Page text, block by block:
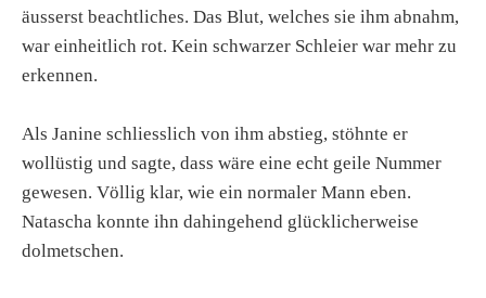
äusserst beachtliches. Das Blut, welches sie ihm abnahm,
war einheitlich rot. Kein schwarzer Schleier war mehr zu
erkennen.
Als Janine schliesslich von ihm abstieg, stöhnte er
wollüstig und sagte, dass wäre eine echt geile Nummer
gewesen. Völlig klar, wie ein normaler Mann eben.
Natascha konnte ihn dahingehend glücklicherweise
dolmetschen.